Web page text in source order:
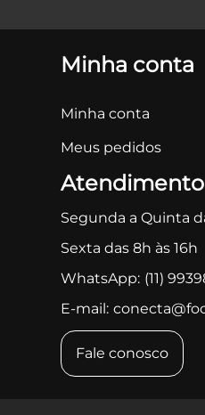
Minha conta
Minha conta
Meus pedidos
Atendimento
Segunda a Quinta
Sexta das 8h às 16h
WhatsApp: (11)
E-mail:
Fale conosco